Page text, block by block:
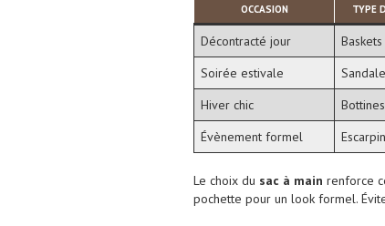
OCCASION TYPE
Décontracté jour
Soirée estivale
Hiver chic
Bottines
Évènement formel
Le choix du sac à main renforce
pochette pour un look formel.